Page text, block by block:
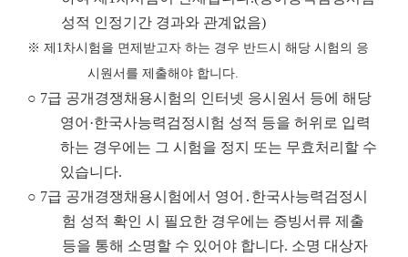
성적 인정기간 경과와 관계없음)
※ 제 1 차시험을 면제받고자 하는 경우 반드시 해당 시험의 응
시원서를 제출해야 합니다
○ 7급 공개경쟁채용시험의 인터넷 응시원서 등에 해당
영어·한국사능력검정시험 성적 등을 허위로 입력
하는 경우에는 그 시험을 정지 또는 무효처리할 수
있습니다.
○ 7급 공개경쟁채용시험에서 영어․한국사능력검정시
험 성적 확인 시 필요한 경우에는 증빙서류 제출
등을 통해 소명할 수 있어야 합니다. 소명 대상자